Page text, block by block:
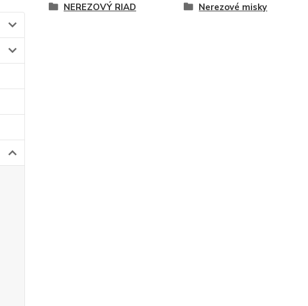
NEREZOVÝ RIAD Nerezové misky